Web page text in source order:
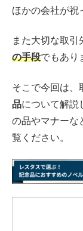
ほかの会社が祝
また大切な取引
の手段でもあり
そこで今回は、
品について解説
の品やマナーな
覧ください。